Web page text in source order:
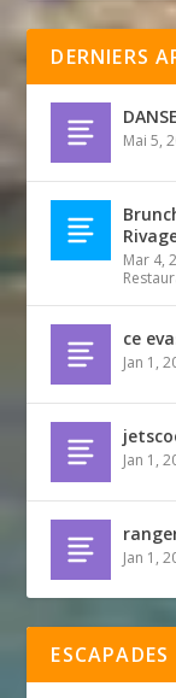
DERNIERS
Mai 5,
Mar 4,
ce
Jan 1,
Jan 1,
Jan 1,
ESCAPADES